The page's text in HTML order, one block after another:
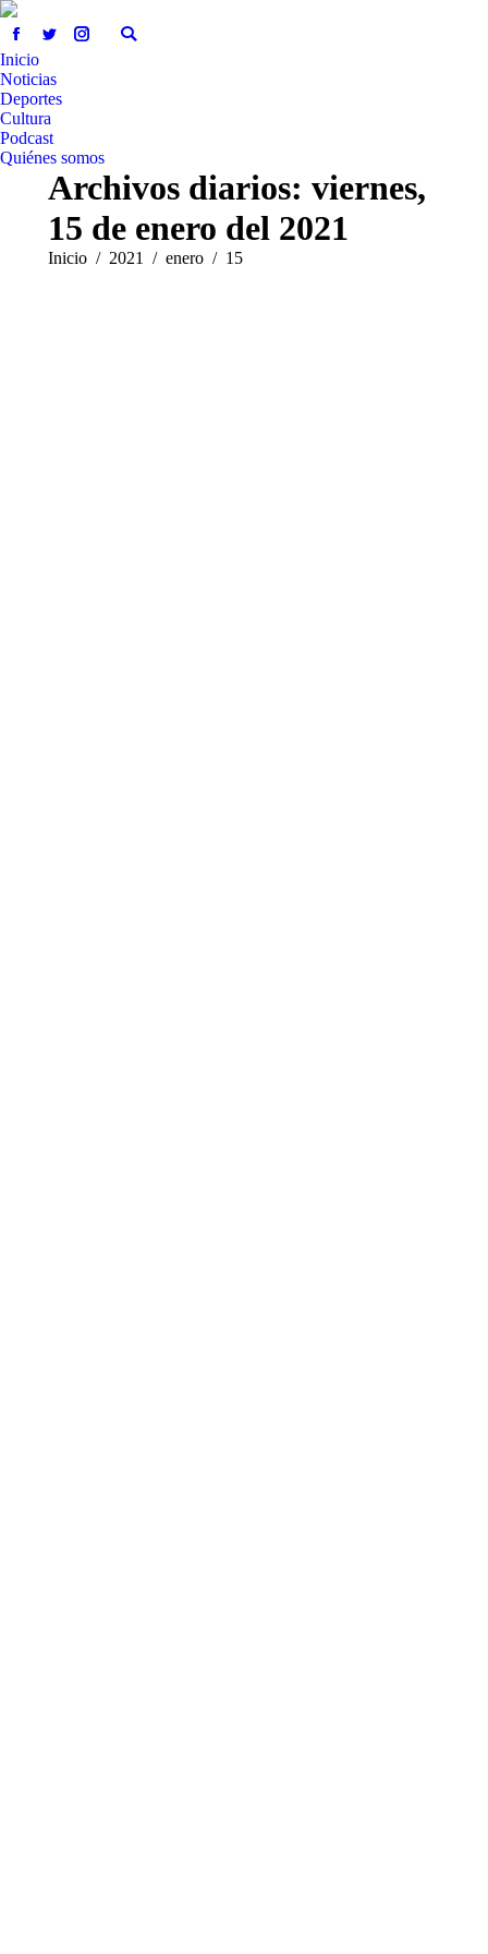
Inicio
Noticias
Deportes
Cultura
Podcast
Quiénes somos
Archivos diarios: viernes,
15 de enero del 2021
Estás aquí:
Inicio 2021 enero 15